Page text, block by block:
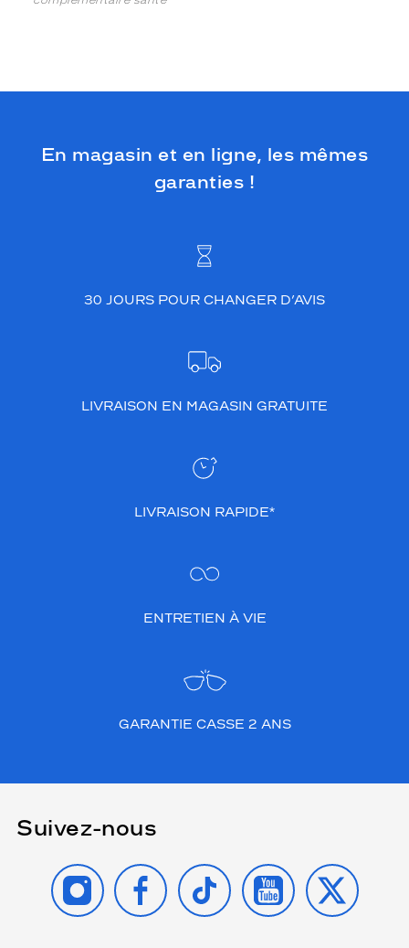
En magasin et en ligne, les mêmes
garanties !
30 JOURS POUR CHANGER D’AVIS
LIVRAISON EN MAGASIN GRATUITE
LIVRAISON RAPIDE*
ENTRETIEN À VIE
GARANTIE CASSE 2 ANS
Suivez-nous
INSTAGRAMFACEBOOK
TIKTOK YOUTUBE
X